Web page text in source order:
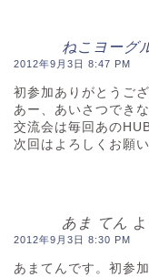
ねこヨーグ
2012年9月3日 8:47 PM
初参加ありがとうご
あー、あいさつでき
交流会は毎回あの
次回はよろしくお願
あま てん
2012年9月3日 8:30 PM
あまてんです。初参加